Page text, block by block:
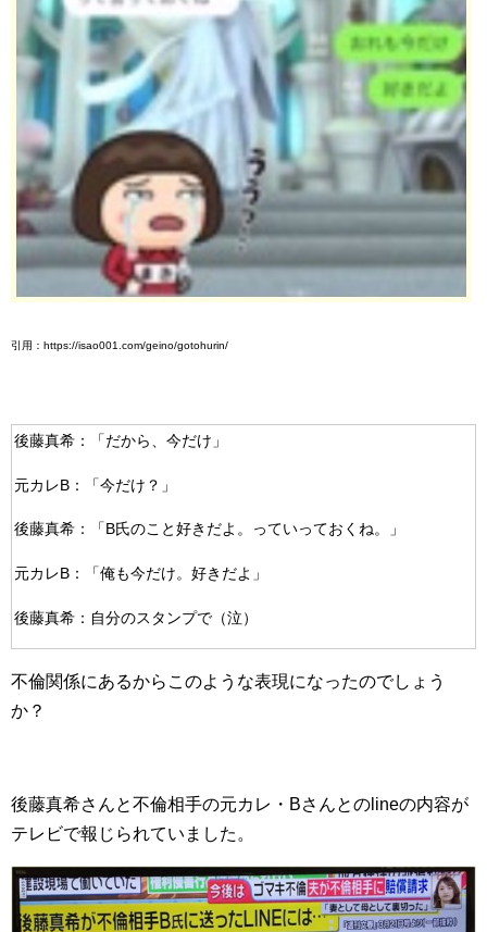
引用：https://isao001.com/geino/gotohurin/
後藤真希：「だから、今だけ」
元カレB：「今だけ？」
後藤真希：「B氏のこと好きだよ。っていっておくね。」
元カレB：「俺も今だけ。好きだよ」
後藤真希：自分のスタンプで（泣）
不倫関係にあるからこのような表現になったのでしょう
か？
後藤真希さんと不倫相手の元カレ・Bさんとのlineの内容が
テレビで報じられていました。